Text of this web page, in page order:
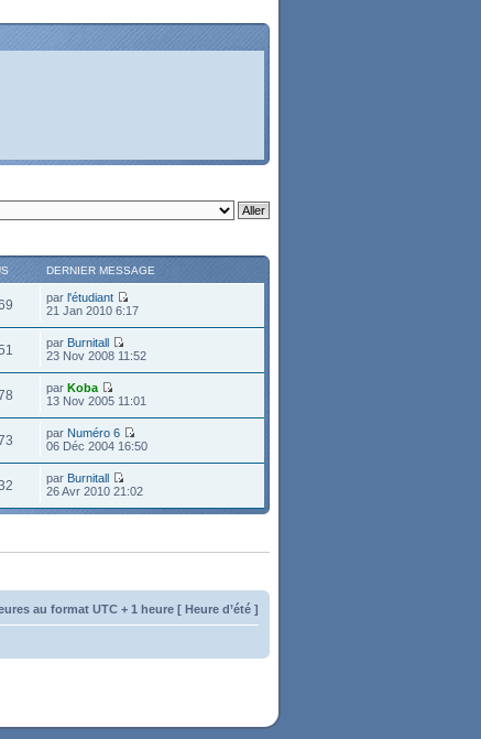
DERNIER MESSAGE
par l'étudiant
21 Jan 2010 6:17
par Burnitall
23 Nov 2008 11:52
par Koba
13 Nov 2005 11:01
par Numéro 6
06 Déc 2004 16:50
par Burnitall
26 Avr 2010 21:02
au format UTC + 1 heure [ Heure d’été ]